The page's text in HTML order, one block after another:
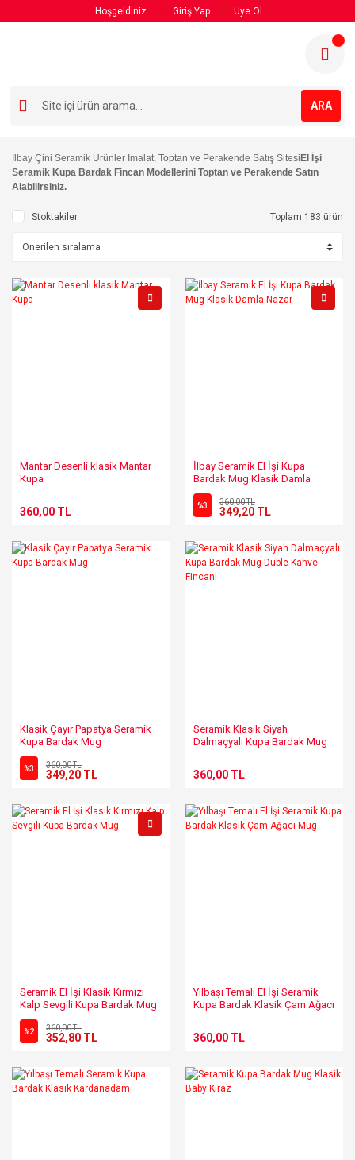
Hoşgeldiniz Giriş Yap Üye Ol
ARA
İlbay Çini Seramik Ürünler İmalat, Toptan ve Perakende Satış Sitesi El İşi
Seramik Kupa Bardak Fincan Modellerini Toptan ve Perakende Satın
Alabilirsiniz.
Stoktakiler Toplam 183 ürün
Mantar Desenli klasik Mantar
Kupa
360,00 TL
İlbay Seramik El İşi Kupa
Bardak Mug Klasik Damla
Nazar
%3 360,00 TL
349,20 TL
Klasik Çayır Papatya Seramik
Kupa Bardak Mug
%3 360,00 TL
349,20 TL
Seramik Klasik Siyah
Dalmaçyalı Kupa Bardak Mug
360,00 TL
Seramik El İşi Klasik Kırmızı
Kalp Sevgili Kupa Bardak Mug
%2 360,00 TL
352,80 TL
Yılbaşı Temalı El İşi Seramik
Kupa Bardak Klasik Çam Ağacı
360,00 TL